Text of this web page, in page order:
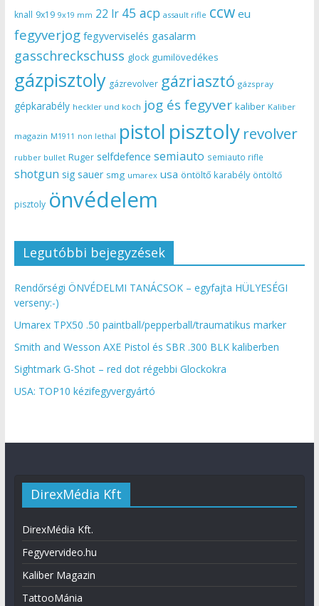
knall 9x19 9x19 mm 22 lr 45 acp assault rifle ccw eu
fegyverjog fegyverviselés gasalarm
gasschreckschuss glock gumilövedékes
gázpisztoly gázrevolver gázriasztó gázspray
gépkarabély heckler und koch jog és fegyver kaliber Kaliber
magazin M1911 non lethal pistol pisztoly revolver
rubber bullet Ruger selfdefence semiauto semiauto rifle
shotgun sig sauer smg umarex usa öntöltő karabély öntöltő
pisztoly önvédelem
Legutóbbi bejegyzések
Rendőrségi ÖNVÉDELMI TANÁCSOK – egyfajta HÜLYESÉGI
verseny:-)
Umarex TPX50 .50 paintball/pepperball/traumatikus marker
Smith and Wesson AXE Pistol és SBR .300 BLK kaliberben
Sightmark G-Shot – red dot régebbi Glockokra
USA: TOP10 kézifegyvergyártó
DirexMédia Kft
DirexMédia Kft.
Fegyvervideo.hu
Kaliber Magazin
TattooMánia